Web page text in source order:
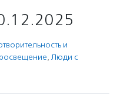
и
, Люди с